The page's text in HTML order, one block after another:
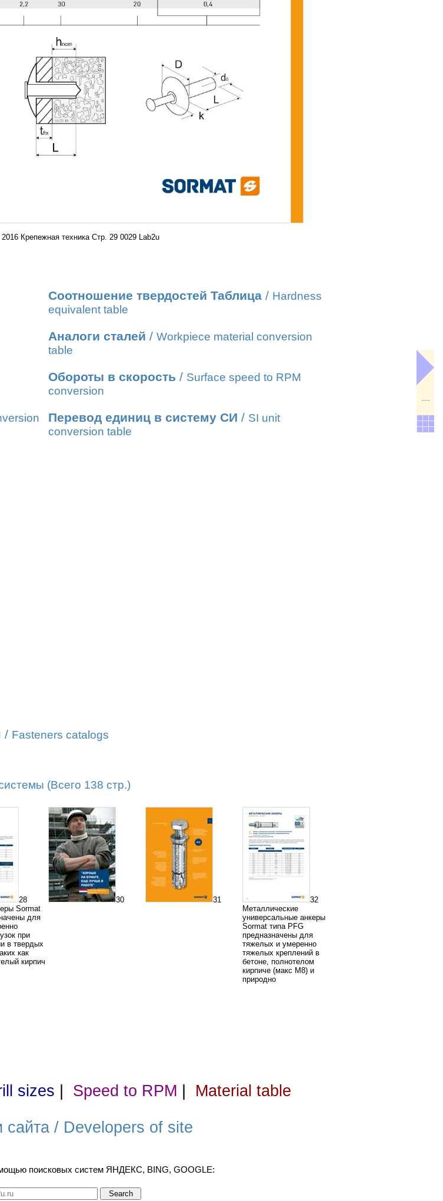
2016 Крепежная техника Стр. 29 0029 Lab2u
Соотношение твердостей Таблица / Hardness
equivalent table
Аналоги сталей / Workpiece material conversion
table
Обороты в скорость / Surface speed to RPM
conversion
Перевод единиц в систему СИ / SI unit
conversion table
/ Fasteners catalogs
(Всего 138 стр.)
28
Sormat
для
при
в твердых
как
кирпич
30 31
32
Металлические
универсальные анкеры
Sormat типа PFG
предназначены для
тяжелых и умеренно
тяжелых креплений в
бетоне, полнотелом
кирпиче (макс М8) и
природно
---
sizes Speed to RPM Material table
сайта / Developers of site
поисковых систем ЯНДЕКС, BING, GOOGLE: